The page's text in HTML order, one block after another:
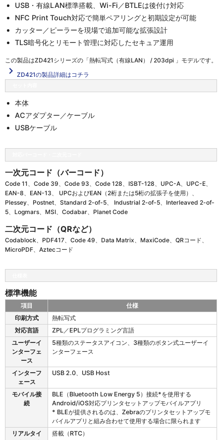
USB・有線LAN標準搭載、Wi-Fi／BTLEは後付け対応
NFC Print Touch対応で簡単ペアリングと初期設定が可能
カッター／ピーラーを現場で追加可能な拡張設計
TLS暗号化とリモート管理に対応したセキュア運用
この製品はZD421シリーズの「熱転写式（有線LAN） / 203dpi 」 モデルです。
navigate_next ZD421の製品詳細はコチラ
本体
ACアダプター／ケーブル
USBケーブル
一次元コード（バーコード）
Code 11、Code 39、Code 93、Code 128、ISBT-128、UPC-A、UPC-E、
EAN-8、EAN-13、 UPCおよびEAN（2桁または5桁の拡張子を使用）、
Plessey、Postnet、Standard 2-of-5、 Industrial 2-of-5、Interleaved 2-of-
5、Logmars、MSI、Codabar、Planet Code
二次元コード（QRなど）
Codablock、PDF417、Code 49、Data Matrix、MaxiCode、QRコード、
MicroPDF、Aztecコード
標準機能
D
標
機
項目
仕様
印刷方式
熱転写式
対応言語
ZPL／EPLプログラミング言語
ユーザーイ
ンターフェ
ース
5種類のステータスアイコン、3種類のボタン式ユーザーイ
ンターフェース
インターフ
ェース
USB 2.0、USB Host
モバイル接
続
BLE（Bluetooth Low Energy 5）接続*を使用する
Android/iOS対応プリンタセットアップモバイルアプリ
* BLEが提供されるのは、Zebraのプリンタセットアップモ
バイルアプリと組み合わせて使用する場合に限られます
リアルタイ
搭載（RTC）